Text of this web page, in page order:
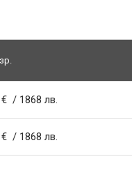
/ 1868 лв.
/ 1868 лв.